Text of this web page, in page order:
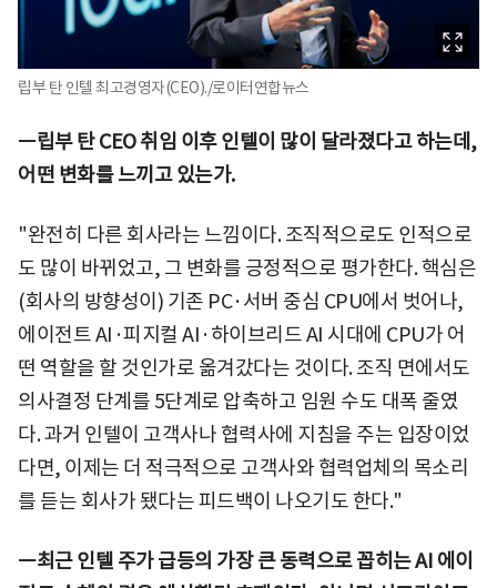
립부 탄 인텔 최고경영자(CEO)./로이터연합뉴스
ㅡ립부 탄 CEO 취임 이후 인텔이 많이 달라졌다고 하는데,
어떤 변화를 느끼고 있는가.
"완전히 다른 회사라는 느낌이다. 조직적으로도 인적으로
도 많이 바뀌었고, 그 변화를 긍정적으로 평가한다. 핵심은
(회사의 방향성이) 기존 PC·서버 중심 CPU에서 벗어나,
에이전트 AI·피지컬 AI·하이브리드 AI 시대에 CPU가 어
떤 역할을 할 것인가로 옮겨갔다는 것이다. 조직 면에서도
의사결정 단계를 5단계로 압축하고 임원 수도 대폭 줄였
다. 과거 인텔이 고객사나 협력사에 지침을 주는 입장이었
다면, 이제는 더 적극적으로 고객사와 협력업체의 목소리
를 듣는 회사가 됐다는 피드백이 나오기도 한다."
ㅡ최근 인텔 주가 급등의 가장 큰 동력으로 꼽히는 AI 에이